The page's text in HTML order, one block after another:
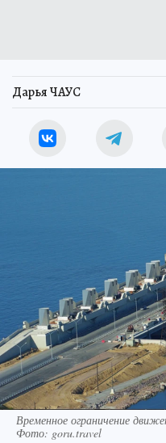
Дарья ЧАУС
Временное ограничение
Фото: goru.travel